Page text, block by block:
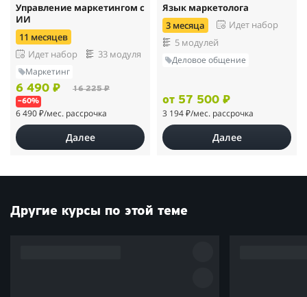
Управление маркетингом с
ИИ
11 месяцев
Идет набор
33 модуля
Маркетинг
6 490 ₽ 16 225 ₽
–60%
6 490 ₽/мес. рассрочка
Далее
Язык маркетолога
3 месяца
Идет набор
5 модулей
Деловое общение
от 57 500 ₽
3 194 ₽/мес. рассрочка
Далее
Другие курсы по этой теме